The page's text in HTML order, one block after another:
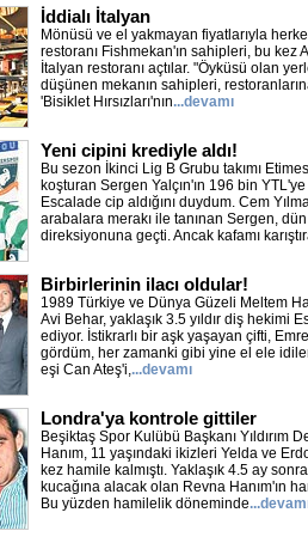
İddialı İtalyan
Mönüsü ve el yakmayan fiyatlarıyla
restoranı Fishmekan'ın sahipleri, bu kez
İtalyan restoranı açtılar. "Öyküsü olan
düşünen mekanın sahipleri,
'Bisiklet Hırsızları'nın...devamı
Yeni cipini krediyle aldı!
Bu sezon İkinci Lig B Grubu takımı
koşturan Sergen Yalçın'ın 196 bin
Escalade cip aldığını duydum. Cem
arabalara merakı ile tanınan Sergen, dün
direksiyonuna geçti. Ancak kafamı
Birbirlerinin ilacı oldular!
1989 Türkiye ve Dünya Güzeli Meltem
Avi Behar, yaklaşık 3.5 yıldır diş hekimi
ediyor. İstikrarlı bir aşk yaşayan çifti,
gördüm, her zamanki gibi yine el ele
eşi Can Ateş'i,...devamı
Londra'ya kontrole gittiler
Beşiktaş Spor Kulübü Başkanı Yıldırım
Hanım, 11 yaşındaki ikizleri Yelda ve
kez hamile kalmıştı. Yaklaşık 4.5 ay
kucağına alacak olan Revna Hanım'ın
Bu yüzden hamilelik döneminde